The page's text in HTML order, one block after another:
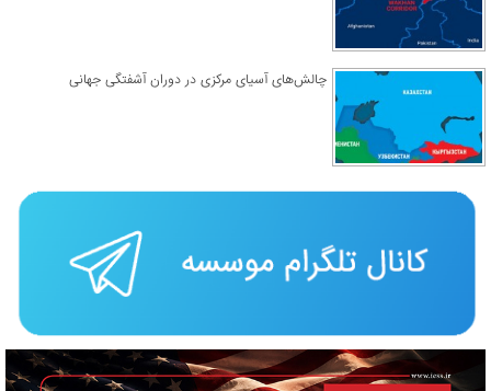
چالش‌های آسیای مرکزی در دوران آشفتگی جهانی